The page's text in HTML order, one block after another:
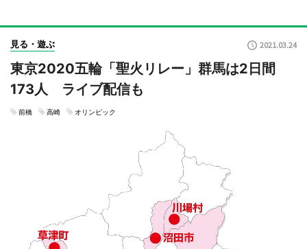
見る・遊ぶ 2021.03.24
東京2020五輪「聖火リレー」群馬は2日間
173人 ライブ配信も
前橋 高崎 オリンピック